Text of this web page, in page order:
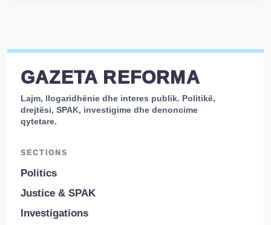
GAZETA REFORMA
Lajm, llogaridhënie dhe interes publik. Politikë,
drejtësi, SPAK, investigime dhe denoncime
qytetare.
SECTIONS
Politics
Justice & SPAK
Investigations